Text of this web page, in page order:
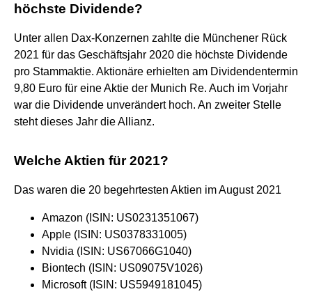
höchste Dividende?
Unter allen Dax-Konzernen zahlte die Münchener Rück
2021 für das Geschäftsjahr 2020 die höchste Dividende
pro Stammaktie. Aktionäre erhielten am Dividendentermin
9,80 Euro für eine Aktie der Munich Re. Auch im Vorjahr
war die Dividende unverändert hoch. An zweiter Stelle
steht dieses Jahr die Allianz.
Welche Aktien für 2021?
Das waren die 20 begehrtesten Aktien im August 2021
Amazon (ISIN: US0231351067)
Apple (ISIN: US0378331005)
Nvidia (ISIN: US67066G1040)
Biontech (ISIN: US09075V1026)
Microsoft (ISIN: US5949181045)